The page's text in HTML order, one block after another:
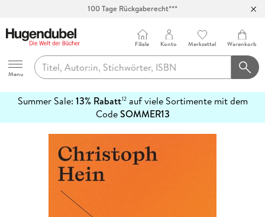
100 Tage Rückgaberecht***
Hugendubel
Menu
Filiale Konto Merkzettel Warenkorb
Summer Sale: 13% Rabatt12auf viele Sortimente mit dem
CodeSOMMER13
erfahren